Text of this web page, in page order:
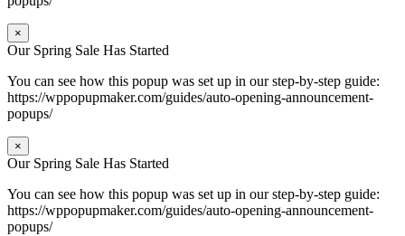
×
Our Spring Sale Has Started
You can see how this popup was set up in our step-by-step guide:
https://wppopupmaker.com/guides/auto-opening-announcement-
popups/
×
Our Spring Sale Has Started
You can see how this popup was set up in our step-by-step guide:
https://wppopupmaker.com/guides/auto-opening-announcement-
popups/